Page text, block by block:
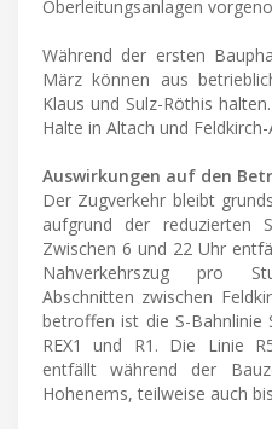
Oberleitungsanlagen
Während der ersten
März können aus
Klaus und Sulz-Röthis
Halte in Altach und
Auswirkungen auf den
Der Zugverkehr bleibt
aufgrund der reduzierten
Zwischen 6 und 22 Uhr
Nahverkehrszug pro
Abschnitten zwischen
betroffen ist die S-Bahnlinie
REX1 und R1. Die Linie
entfällt während der
Hohenems, teilweise auch